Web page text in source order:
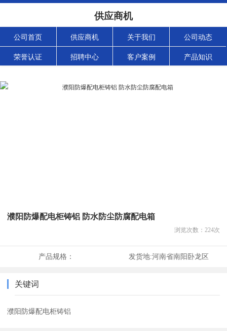
供应商机
公司首页 供应商机 关于我们 公司动态
荣誉认证 招聘中心 客户案例 产品知识
濮阳防爆配电柜铸铝 防水防尘防腐配电箱
浏览次数： 224次
产品规格： 发货地:河南省南阳卧龙区
关键词
濮阳防爆配电柜铸铝